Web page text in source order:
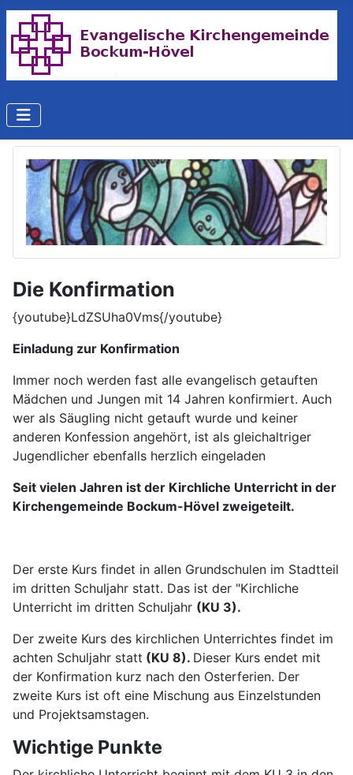
Die Konfirmation
{youtube}LdZSUha0Vms{/youtube}
Einladung zur Konfirmation
Immer noch werden fast alle evangelisch getauften
Mädchen und Jungen mit 14 Jahren konfirmiert. Auch
wer als Säugling nicht getauft wurde und keiner
anderen Konfession angehört, ist als gleichaltriger
Jugendlicher ebenfalls herzlich eingeladen
Seit vielen Jahren ist der Kirchliche Unterricht in der
Kirchengemeinde Bockum-Hövel zweigeteilt.
Der erste Kurs findet in allen Grundschulen im Stadtteil
im dritten Schuljahr statt. Das ist der "Kirchliche
Unterricht im dritten Schuljahr (KU 3).
Der zweite Kurs des kirchlichen Unterrichtes findet im
achten Schuljahr statt (KU 8). Dieser Kurs endet mit
der Konfirmation kurz nach den Osterferien. Der
zweite Kurs ist oft eine Mischung aus Einzelstunden
und Projektsamstagen.
Wichtige Punkte